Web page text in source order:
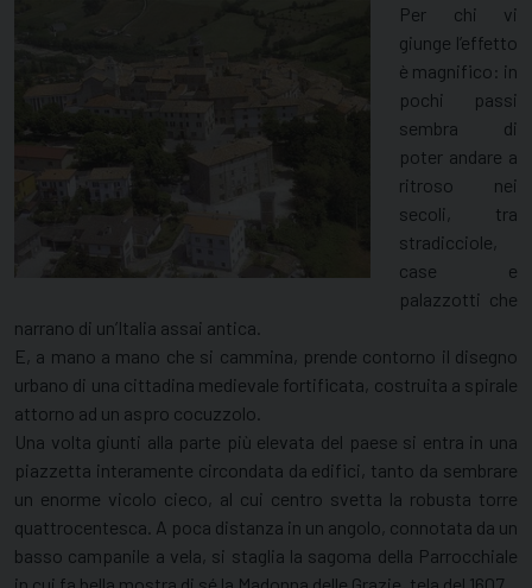
Per chi vi
giunge l’effetto
è magnifico: in
pochi passi
sembra di
poter andare a
ritroso nei
secoli, tra
stradicciole,
case e
palazzotti che
narrano di un’Italia assai antica.
E, a mano a mano che si cammina, prende contorno il disegno
urbano di una cittadina medievale fortificata, costruita a spirale
attorno ad un aspro cocuzzolo.
Una volta giunti alla parte più elevata del paese si entra in una
piazzetta interamente circondata da edifici, tanto da sembrare
un enorme vicolo cieco, al cui centro svetta la robusta torre
quattrocentesca. A poca distanza in un angolo, connotata da un
basso campanile a vela, si staglia la sagoma della Parrocchiale